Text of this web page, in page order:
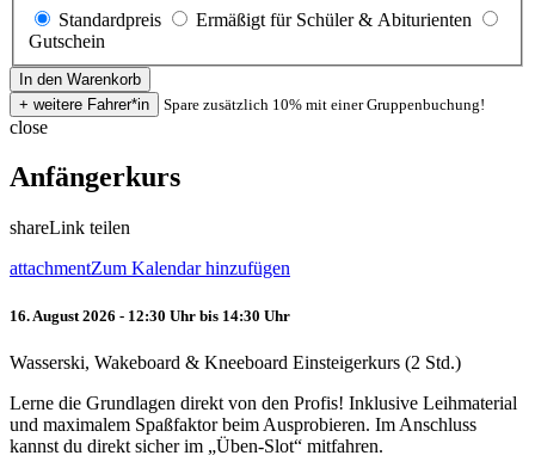
Standardpreis
Ermäßigt für Schüler & Abiturienten
Gutschein
Spare zusätzlich 10% mit einer Gruppenbuchung!
close
Anfängerkurs
shareLink teilen
attachmentZum Kalendar hinzufügen
16. August 2026 - 12:30 Uhr bis 14:30 Uhr
Wasserski, Wakeboard & Kneeboard Einsteigerkurs (2 Std.)
Lerne die Grundlagen direkt von den Profis! Inklusive Leihmaterial
und maximalem Spaßfaktor beim Ausprobieren. Im Anschluss
kannst du direkt sicher im „Üben-Slot“ mitfahren.